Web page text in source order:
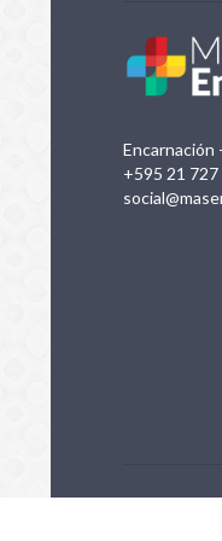
Encarnación
+595 21